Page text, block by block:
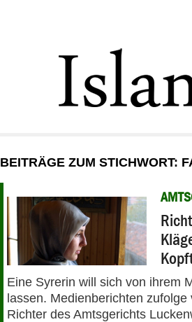
GESELLSCHAFT
STARTSEITE
DEBATTE
PANORAMA
BEITRÄGE ZUM STICHWORT:
Eine Syrerin will sich von ihrem
lassen. Medienberichten zufolge
Richter des Amtsgerichts